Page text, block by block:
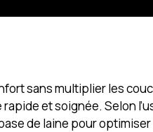
sans multiplier les
et soignée. Selon
de laine pour optimiser